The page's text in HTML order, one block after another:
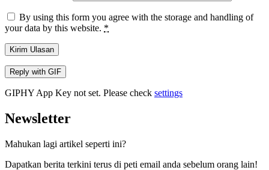
By using this form you agree with the storage and handling of
your data by this website. *
Kirim Ulasan
Reply with GIF
GIPHY App Key not set. Please check settings
Newsletter
Mahukan lagi artikel seperti ini?
Dapatkan berita terkini terus di peti email anda sebelum orang lain!